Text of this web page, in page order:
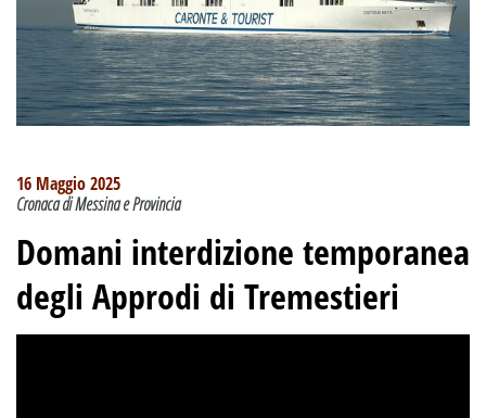
16 Maggio 2025
Cronaca di Messina e Provincia
Domani interdizione temporanea
degli Approdi di Tremestieri